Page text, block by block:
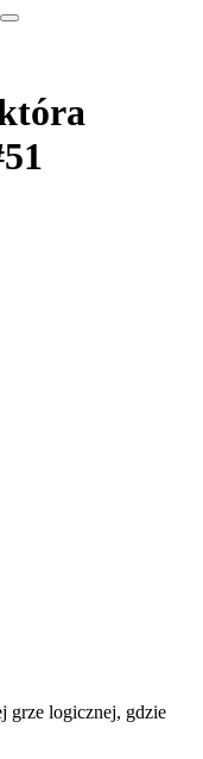
grze logicznej, gdzie